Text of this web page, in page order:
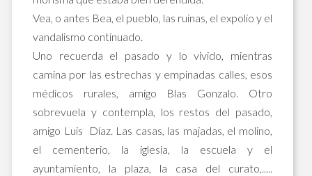
Vea, o antes Bea, el pueblo, las ruinas, el expolio y el
vandalismo continuado.
Uno recuerda el pasado y lo vivido, mientras
camina por las estrechas y empinadas calles, esos
médicos rurales, amigo Blas Gonzalo. Otro
sobrevuela y contempla, los restos del pasado,
amigo Luis Díaz. Las casas, las majadas, el molino,
el cementerio, la iglesia, la escuela y el
ayuntamiento, la plaza, la casa del curato,.....